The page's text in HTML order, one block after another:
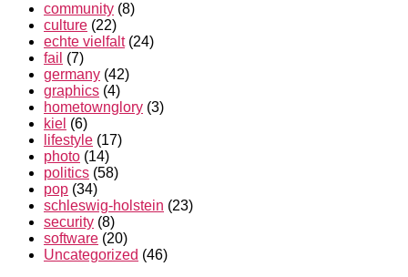
community (8)
culture (22)
echte vielfalt(24)
fail (7)
germany (42)
graphics (4)
hometownglory (3)
kiel (6)
lifestyle (17)
photo (14)
politics (58)
pop (34)
schleswig-holstein (23)
security (8)
software (20)
Uncategorized (46)